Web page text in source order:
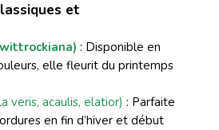
et
: Disponible en
elle fleurit du printemps
veris, acaulis, elatior) : Parfaite
en fin d’hiver et début